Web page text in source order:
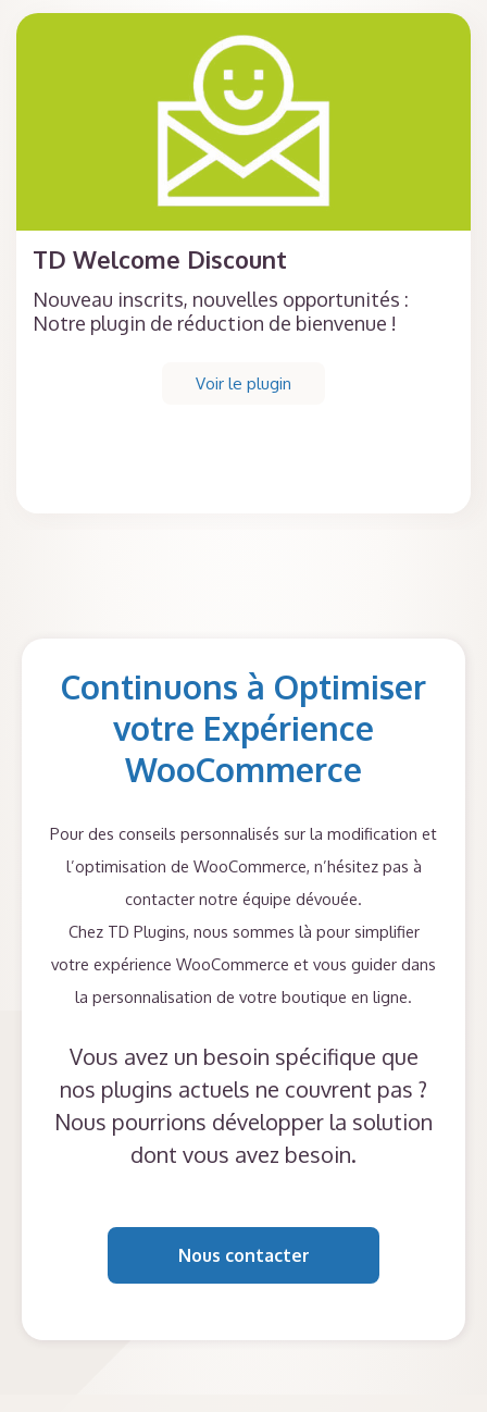
TD Welcome Discount
Nouveau inscrits, nouvelles opportunités :
Notre plugin de réduction de bienvenue !
Voir le plugin
Continuons à Optimiser
votre Expérience
WooCommerce
Pour des conseils personnalisés sur la modification et
l’optimisation de WooCommerce, n’hésitez pas à
contacter notre équipe dévouée.
Chez TD Plugins, nous sommes là pour simplifier
votre expérience WooCommerce et vous guider dans
la personnalisation de votre boutique en ligne.
Vous avez un besoin spécifique que
nos plugins actuels ne couvrent pas ?
Nous pourrions développer la solution
dont vous avez besoin.
Nous contacter